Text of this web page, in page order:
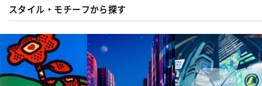
スタイル・モチーフから探す